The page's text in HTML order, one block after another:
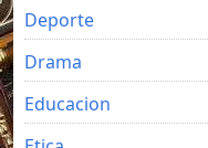
Deporte
Drama
Educacion